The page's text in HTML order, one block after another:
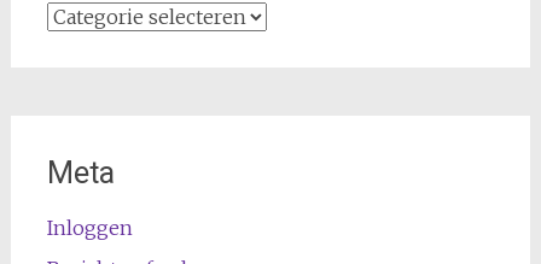
Categorieën
Meta
Inloggen